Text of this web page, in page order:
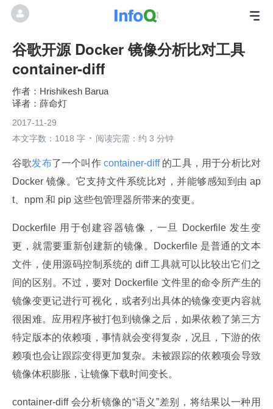
谷歌开源 Docker 镜像分析比对工具
container-diff
Hrishikesh Barua
薛命灯
2017-11-29
本文字数：1018 字
阅读完需：约 3 分钟
谷歌发布了一个叫作 container-diff 的工具，用于分析比对
Docker 镜像。它支持文件系统比对，并能够感知到由 ap
t、npm 和 pip 这些包管理器所带来的变更。
Dockerfile 用于创建容器镜像，一旦 Dockerfile 发生变
更，就需要重新创建新的镜像。Dockerfile 是普通的文本
文件，使用源码控制系统的 diff 工具就可以比较出它们之
间的区别。不过，要对 Dockerfile 文件里的命令所产生的
镜像变更记进行可视化，或者列出具体的镜像变更内容就
很困难。应用程序被打包到镜像之后，如果依赖了第三方
特定版本的依赖项，事情就会变得复杂，况且，下游的依
赖项也会让跟踪变得更加复杂。未被跟踪的依赖项会导致
镜像体积膨胀，让镜像下载时间变长。
container-diff 会分析镜像的“语义”差别，将结果以一种用